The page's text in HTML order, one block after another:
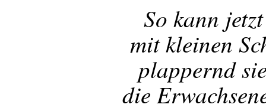
So kann
mit kleinen
plappernd
die